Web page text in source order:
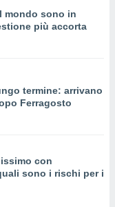
mondo sono in
più accorta
termine: arrivano
Ferragosto
con
sono i rischi per i